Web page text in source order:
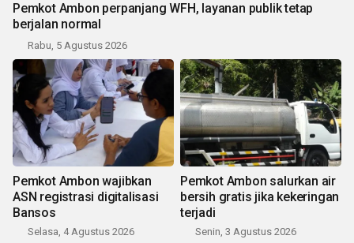
Pemkot Ambon perpanjang WFH, layanan publik tetap
berjalan normal
Rabu, 5 Agustus 2026
Pemkot Ambon wajibkan
ASN registrasi digitalisasi
Bansos
Selasa, 4 Agustus 2026
Pemkot Ambon salurkan air
bersih gratis jika kekeringan
terjadi
Senin, 3 Agustus 2026